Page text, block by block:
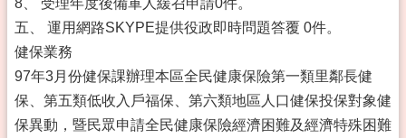
8、 受理年度後備軍人緩召申請0件。
五、 運用網路SKYPE提供役政即時問題答覆 0件。
健保業務
97年3月份健保課辦理本區全民健康保險第一類里鄰長健
保、第五類低收入戶福保、第六類地區人口健保投保對象健
保異動，暨民眾申請全民健康保險經濟困難及經濟特殊困難